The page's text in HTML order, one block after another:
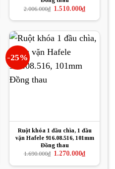
2.006.000₫ Giá
là:
1.510.000₫Giá
hiện
tại
1.510.000₫.
-25%
Ruột khóa 1 đầu chìa, 1 đầu
vặn Hafele 916.08.516, 101mm
Đồng thau
1.690.000₫ Giá
là:
1.270.000₫Giá
hiện
tại